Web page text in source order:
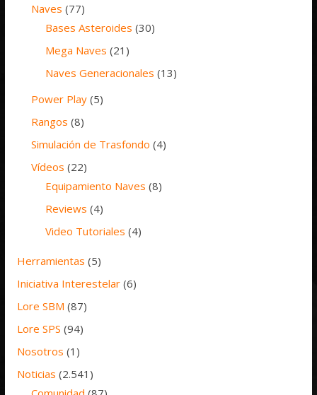
Naves (77)
Bases Asteroides (30)
Mega Naves (21)
Naves Generacionales (13)
Power Play (5)
Rangos (8)
Simulación de Trasfondo (4)
Vídeos (22)
Equipamiento Naves (8)
Reviews (4)
Video Tutoriales (4)
Herramientas (5)
Iniciativa Interestelar (6)
Lore SBM (87)
Lore SPS (94)
Nosotros (1)
Noticias (2.541)